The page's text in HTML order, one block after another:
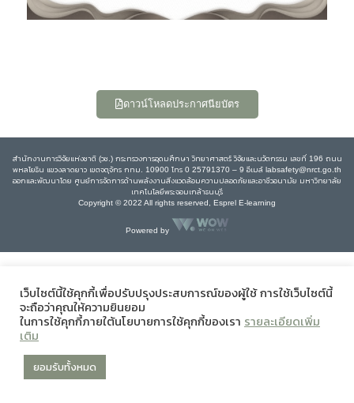
ดาวน์โหลดประกาศนียบัตร
สำนักงานการวิจัยแห่งชาติ (วช.) กระทรวงการอุดมศึกษา วิทยาศาสตร์ วิจัยและนวัตกรรม เลขที่ 196 ถนน
พหลโยธิน แขวงลาดยาว เขตจตุจักร กทม. 10900 โทร 0 25791370 – 9 อีเมล์ labsafety@nrct.go.th
ออกและพัฒนาโดย ศูนย์การจัดการด้านพลังงานสิ่งแวดล้อมความปลอดภัยและอาชีวอนามัย มหาวิทยาลัย
เทคโนโลยีพระจอมเกล้าธนบุรี
Copyright © 2022 All rights reserved, Esprel E-learning
Powered by
เว็บไซต์นี้ใช้คุกกี้เพื่อปรับปรุงประสบการณ์ของผู้ใช้ การใช้เว็บไซต์นี้
จะถือว่าคุณให้ความยินยอม
ในการใช้คุกกี้ภายใต้นโยบายการใช้คุกกี้ของเรา รายละเอียดเพิ่ม
เติม
ยอมรับทั้งหมด